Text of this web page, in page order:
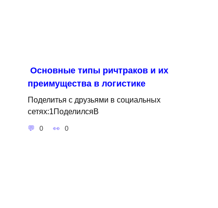
Основные типы ричтраков и их
преимущества в логистике
Поделитья с друзьями в социальных
сетях:1ПоделилсяВ
0 0